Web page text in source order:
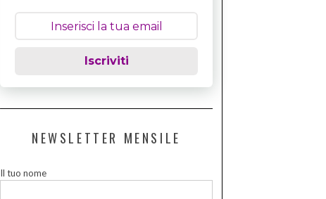
Iscriviti
NEWSLETTER MENSILE
Il tuo nome